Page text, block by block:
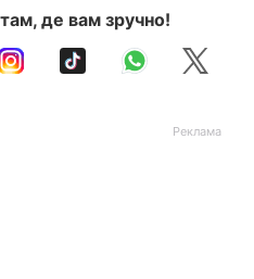
де вам зручно!